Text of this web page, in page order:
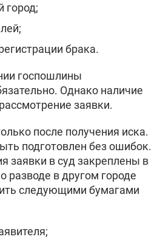
город;
брака.
госпошлины
Однако наличие
заявки.
после получения иска.
подготовлен без ошибок.
заявки в суд закреплены в
разводе в другом городе
следующими бумагами